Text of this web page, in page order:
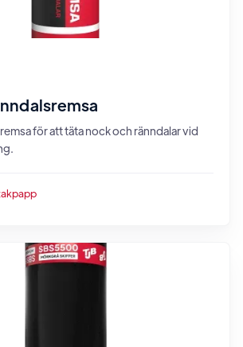
för att täta nock och ränndalar vid